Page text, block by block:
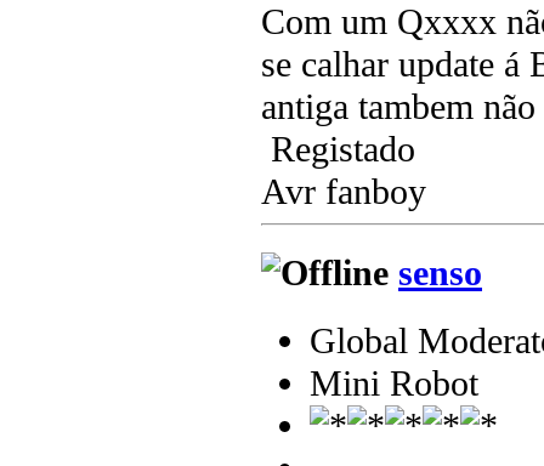
Com um Qxxxx
se calhar update á
antiga tambem
Registado
Avr fanboy
senso
Global
Mini Robot